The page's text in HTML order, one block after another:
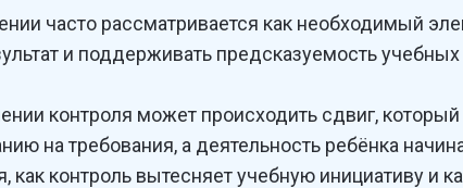
часто рассматривается как необходимый
и поддерживать предсказуемость
контроля может происходить сдвиг,
на требования, а деятельность ребёнка
как контроль вытесняет учебную инициативу и